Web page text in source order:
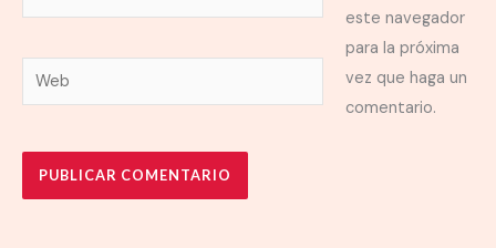
electrónico*
Web
este navegador
para la próxima
vez que haga un
comentario.